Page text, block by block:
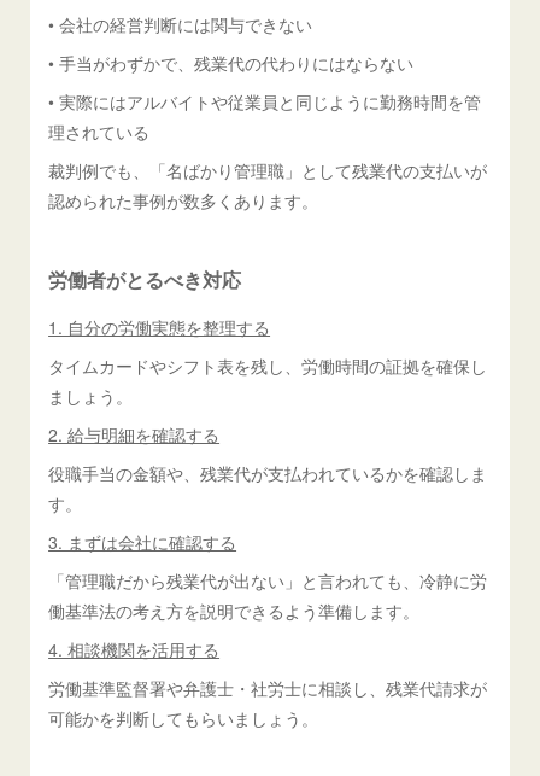
• 会社の経営判断には関与できない
• 手当がわずかで、残業代の代わりにはならない
• 実際にはアルバイトや従業員と同じように勤務時間を管
理されている
裁判例でも、「名ばかり管理職」として残業代の支払いが
認められた事例が数多くあります。
労働者がとるべき対応
1. 自分の労働実態を整理する
タイムカードやシフト表を残し、労働時間の証拠を確保し
ましょう。
2. 給与明細を確認する
役職手当の金額や、残業代が支払われているかを確認しま
す。
3. まずは会社に確認する
「管理職だから残業代が出ない」と言われても、冷静に労
働基準法の考え方を説明できるよう準備します。
4. 相談機関を活用する
労働基準監督署や弁護士・社労士に相談し、残業代請求が
可能かを判断してもらいましょう。